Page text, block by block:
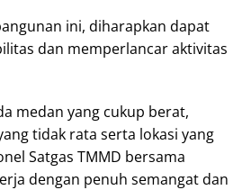
ini, diharapkan dapat
dan memperlancar aktivitas
medan yang cukup berat,
tidak rata serta lokasi yang
Satgas TMMD bersama
dengan penuh semangat dan